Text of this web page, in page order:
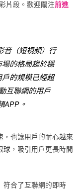
片段。歡迎關注前進
音（短視頻）行
的格局趨於穩
的規模已經超
互聯網的用戶
APP。
，也讓用戶的耐心越來
球，吸引用戶更長時間
符合了互聯網的即時